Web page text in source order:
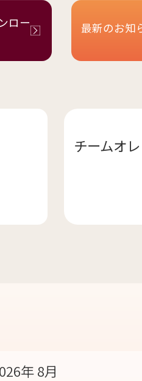
ロー
最新のお知
チームオ
年 8月